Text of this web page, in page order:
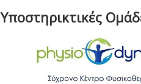
Υποστηρικτικές